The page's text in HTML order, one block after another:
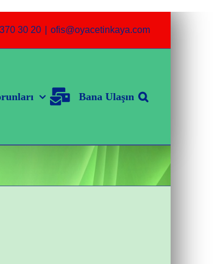
30 20 ofis@oyacetinkaya.com
Bana Ulaşın